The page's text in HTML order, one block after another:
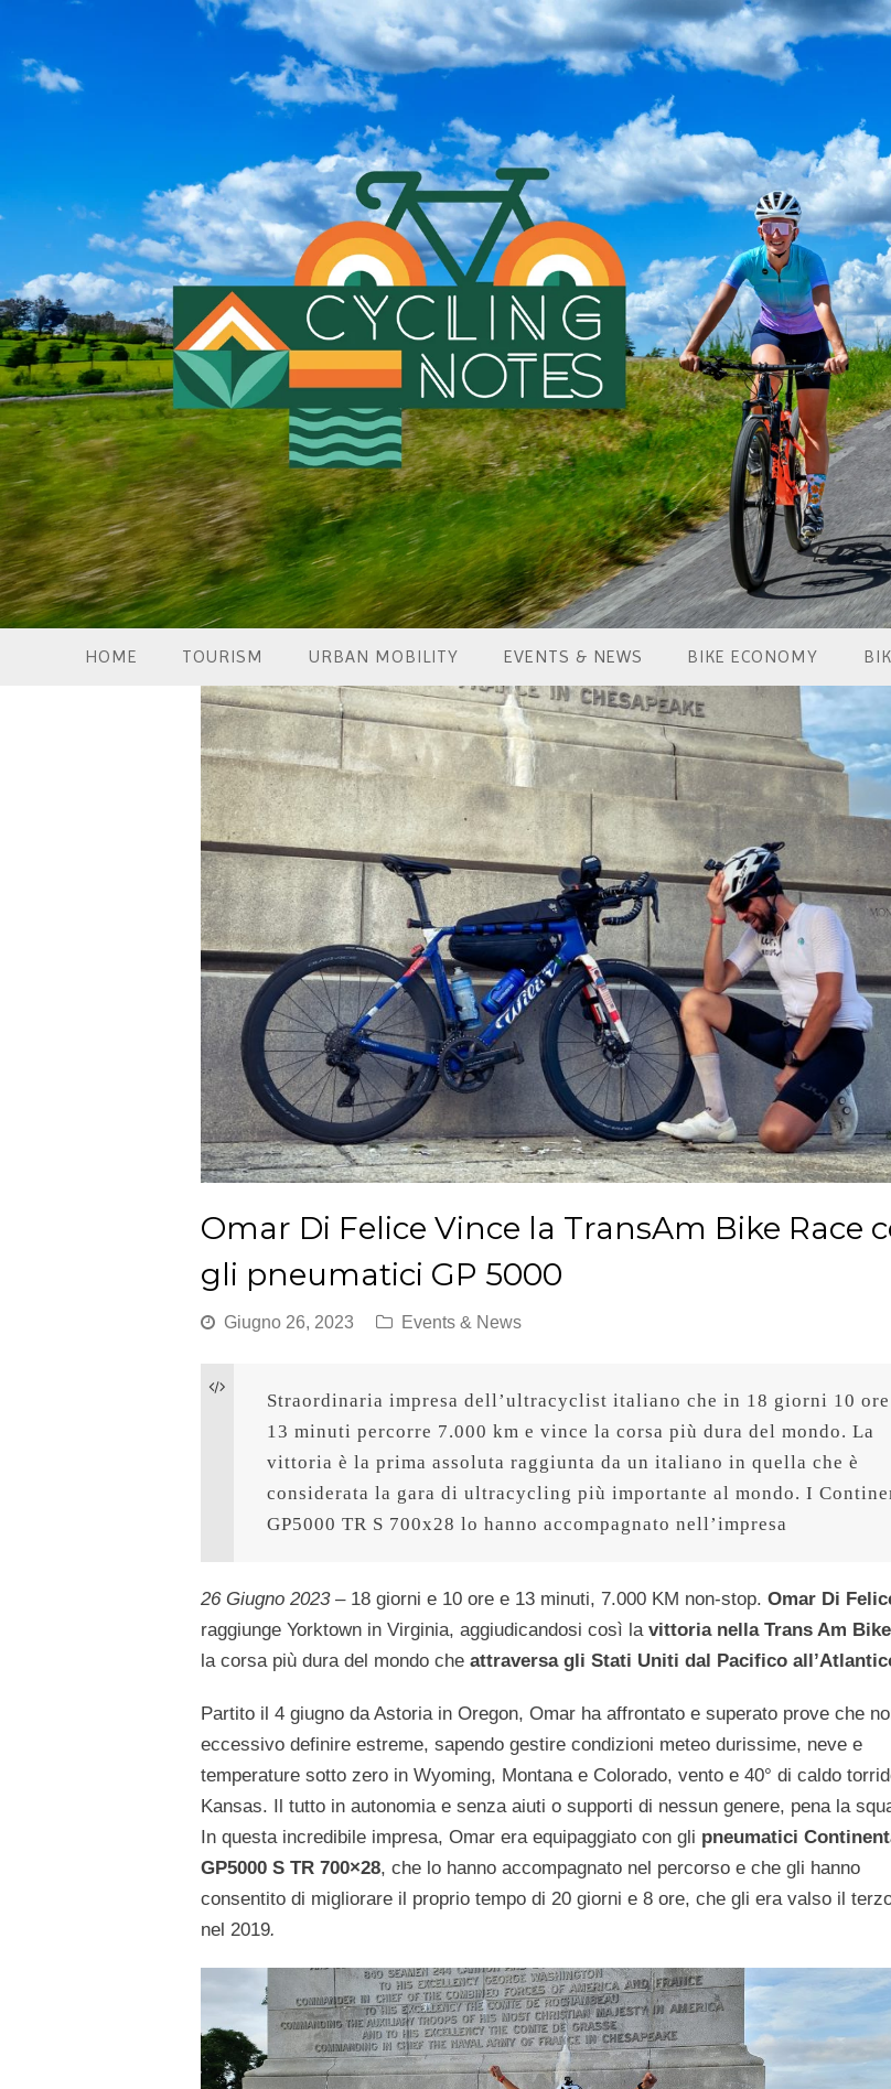
HOME TOURISM URBAN MOBILITY EVENTS & NEWS BIKE ECONOMY
Omar Di Felice Vince la TransAm Bike Race
gli pneumatici GP 5000
Giugno 26, 2023 Events & News
Straordinaria impresa dell’ultracyclist italiano che in 18 giorni 10 ore
13 minuti percorre 7.000 km e vince la corsa più dura del mondo. La
vittoria è la prima assoluta raggiunta da un italiano in quella che è
considerata la gara di ultracycling più importante al mondo. I
GP5000 TR S 700x28 lo hanno accompagnato nell’impresa
26 Giugno 2023– 18 giorni e 10 ore e 13 minuti, 7.000 KM non-stop. Omar Di
raggiunge Yorktown in Virginia, aggiudicandosi così la vittoria nella Trans Am
la corsa più dura del mondo che attraversa gli Stati Uniti dal Pacifico
Partito il 4 giugno da Astoria in Oregon, Omar ha affrontato e superato prove che
eccessivo definire estreme, sapendo gestire condizioni meteo durissime, neve e
temperature sotto zero in Wyoming, Montana e Colorado, vento e 40° di caldo
Kansas. Il tutto in autonomia e senza aiuti o supporti di nessun genere, pena la
In questa incredibile impresa, Omar era equipaggiato con gli pneumatici
GP5000 S TR 700×28, che lo hanno accompagnato nel percorso e che gli hanno
consentito di migliorare il proprio tempo di 20 giorni e 8 ore, che gli era valso il
nel 2019.